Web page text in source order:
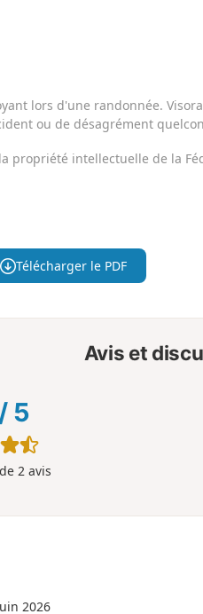
lors d'une randonnée.
ou de désagrément
propriété intellectuelle de la
Télécharger le PDF
Avis et
/ 5
2avis
2026